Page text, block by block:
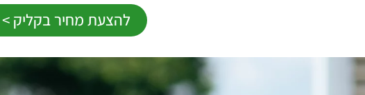
להצעת מחיר בקליק > לחצו!